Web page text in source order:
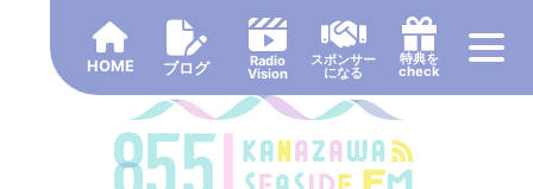
content
HOME ブログ Radio
Vision
スポンサー
になる
特典を
check